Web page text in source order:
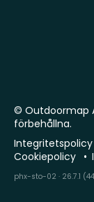
© Outdoormap
förbehållna.
Integritetspolicy
Cookiepolicy
phx-sto-02 · 26.7.1